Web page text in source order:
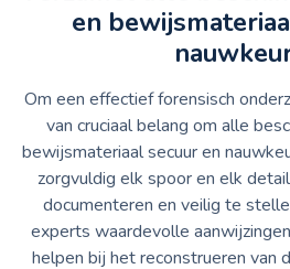
en
Om een effectief forensisch
van cruciaal belang om alle
bewijsmateriaal secuur en
zorgvuldig elk spoor en elk
documenteren en veilig te
experts waardevolle
helpen bij het reconstrueren van